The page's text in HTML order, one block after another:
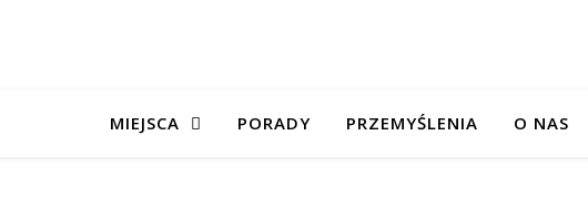
MIEJSCA PORADY PRZEMYŚLENIA O NAS